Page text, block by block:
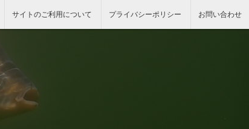
サイトのご利用について プライバシーポリシー お問い合わせ